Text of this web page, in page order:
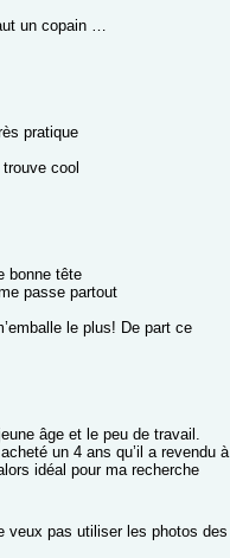
un copain …
pratique
cool
bonne tête
passe partout
le plus! De part ce
âge et le peu de travail.
un 4 ans qu’il a revendu à
idéal pour ma recherche
veux pas utiliser les photos des